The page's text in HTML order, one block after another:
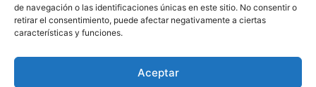
de navegación o las identificaciones únicas en este sitio. No consentir o
retirar el consentimiento, puede afectar negativamente a ciertas
características y funciones.
Aceptar
de un 11,8%, lo que significa una tasa tres veces
menoral paro juvenil en España, que es del 29,3%
Las matriculaciones en FP aumentaran un 30% en los